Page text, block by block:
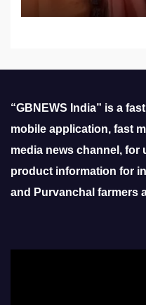
“GBNEWS India” is a
mobile application, fast
media news channel, for
product information for
and Purvanchal farmers